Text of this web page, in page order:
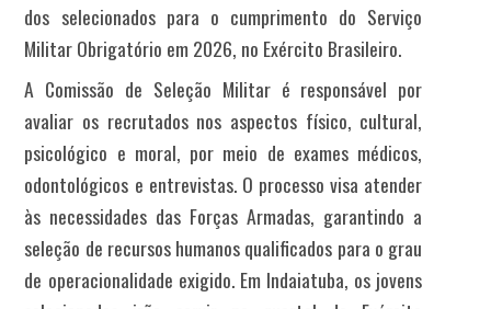
dos selecionados para o cumprimento do Serviço
Militar Obrigatório em 2026, no Exército Brasileiro.
A Comissão de Seleção Militar é responsável por
avaliar os recrutados nos aspectos físico, cultural,
psicológico e moral, por meio de exames médicos,
odontológicos e entrevistas. O processo visa atender
às necessidades das Forças Armadas, garantindo a
seleção de recursos humanos qualificados para o grau
de operacionalidade exigido. Em Indaiatuba, os jovens